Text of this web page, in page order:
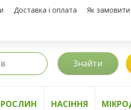
Доставка і оплата Як замовити
Знайти
НАСІННЯ